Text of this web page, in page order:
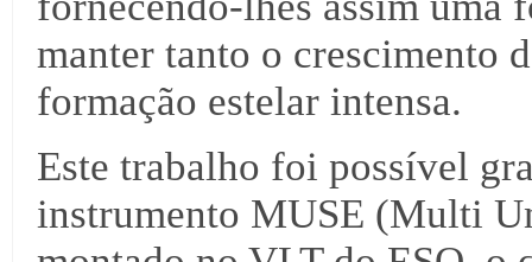
manter tanto o crescimento
formação estelar intensa.
Este trabalho foi possível
instrumento MUSE (Multi